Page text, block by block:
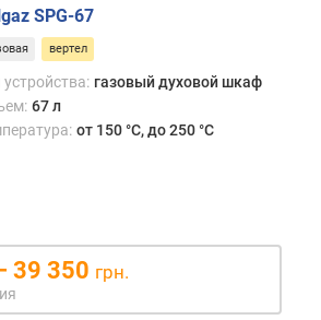
SPG-67
вертел
устройства: газовый духовой шкаф
67 л
от 150 °C, до 250 °C
39 350 грн.